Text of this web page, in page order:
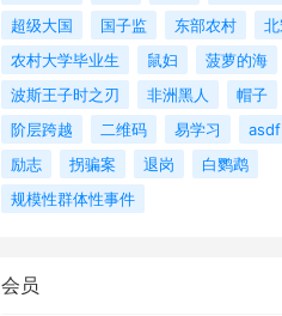
超级大国
国子监 东部农村
农村大学毕业生
鼠妇 菠萝的海
波斯王子时之刃
非洲黑人 帽子
阶层跨越
二维码 易学习 asdf
励志
拐骗案 退岗
白鹦鹉
规模性群体性事件
会员